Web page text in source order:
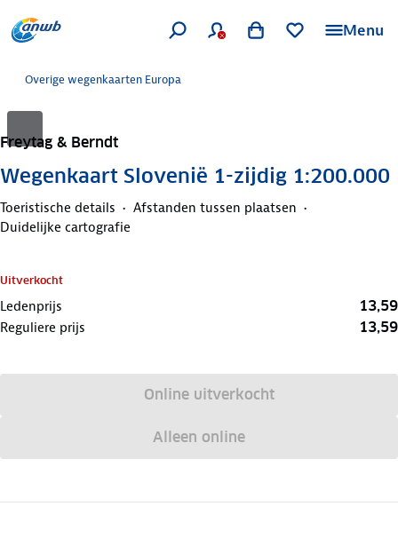
Menu
Overige wegenkaarten Europa
Freytag & Berndt
Wegenkaart Slovenië 1-zijdig 1:200.000
Toeristische details
Afstanden tussen plaatsen
Duidelijke cartografie
Uitverkocht
Ledenprijs 13,59
Reguliere prijs 13,59
Online uitverkocht
Alleen online